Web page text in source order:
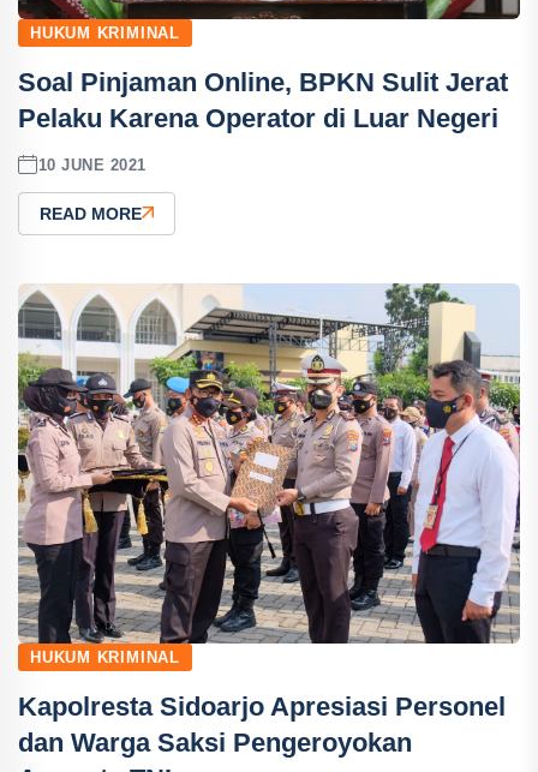
HUKUM KRIMINAL
Soal Pinjaman Online, BPKN Sulit Jerat
Pelaku Karena Operator di Luar Negeri
10 JUNE 2021
READ MORE
HUKUM KRIMINAL
Kapolresta Sidoarjo Apresiasi Personel
dan Warga Saksi Pengeroyokan